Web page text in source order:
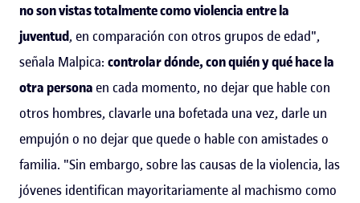
no son vistas totalmente como violencia entre la
juventud, en comparación con otros grupos de edad",
señala Malpica: controlar dónde, con quién y qué hace la
otra personaen cada momento, no dejar que hable con
otros hombres, clavarle una bofetada una vez, darle un
empujón o no dejar que quede o hable con amistades o
familia. "Sin embargo, sobre las causas de la violencia, las
jóvenes identifican mayoritariamente al machismo como